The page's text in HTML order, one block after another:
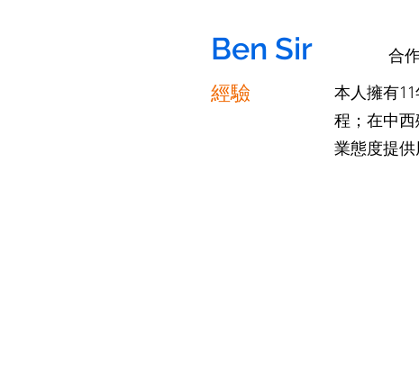
Ben Sir 合
經驗
本人擁有
程；在中
業態度提供